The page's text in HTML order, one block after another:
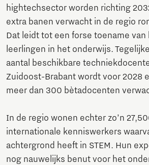
hightechsector worden richting
extra banen verwacht in de regio
Dat leidt tot een forse toename van
leerlingen in het onderwijs.
aantal beschikbare
Zuidoost-Brabant wordt voor 2028
meer dan 300 bètadocenten
In de regio wonen echter zo’n
internationale kenniswerkers
achtergrond heeft in STEM. Hun
nog nauwelijks benut voor het